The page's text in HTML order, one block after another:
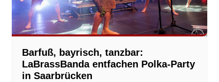
Barfuß, bayrisch, tanzbar:
LaBrassBanda entfachen Polka-Party
in Saarbrücken